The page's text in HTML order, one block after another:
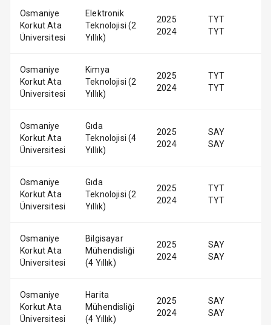
Osmaniye
Korkut Ata
Üniversitesi
Elektronik
Teknolojisi (2
Yıllık)
2025
2024
TYT
TYT
Osmaniye
Korkut Ata
Üniversitesi
Kimya
Teknolojisi (2
Yıllık)
2025
2024
TYT
TYT
Osmaniye
Korkut Ata
Üniversitesi
Gıda
Teknolojisi (4
Yıllık)
2025
2024
SAY
SAY
Osmaniye
Korkut Ata
Üniversitesi
Gıda
Teknolojisi (2
Yıllık)
2025
2024
TYT
TYT
Osmaniye
Korkut Ata
Üniversitesi
Bilgisayar
Mühendisliği
(4 Yıllık)
2025
2024
SAY
SAY
Osmaniye
Korkut Ata
Üniversitesi
Harita
Mühendisliği
(4 Yıllık)
2025
2024
SAY
SAY